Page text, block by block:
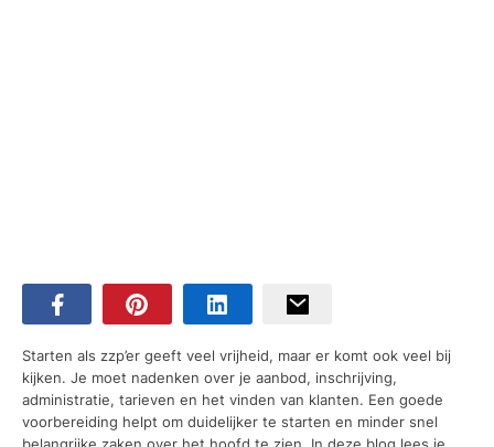
Starten als zzp’er geeft veel vrijheid, maar er komt ook veel bij
kijken. Je moet nadenken over je aanbod, inschrijving,
administratie, tarieven en het vinden van klanten. Een goede
voorbereiding helpt om duidelijker te starten en minder snel
belangrijke zaken over het hoofd te zien. In deze blog lees je